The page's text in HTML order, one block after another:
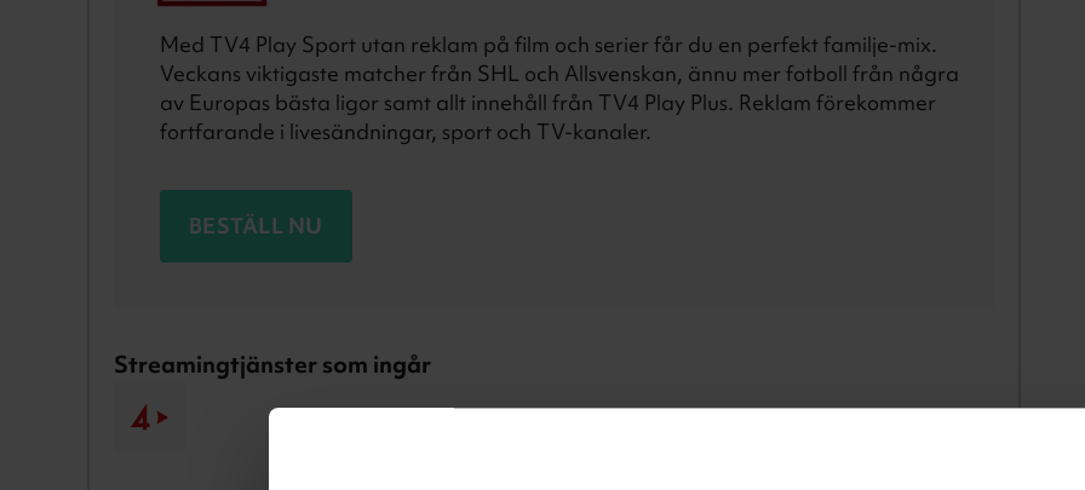
Med TV4 Play Sport utan reklam på film och serier får du en perfekt familje-mix.
Veckans viktigaste matcher från SHL och Allsvenskan, ännu mer fotboll från några
av Europas bästa ligor samt allt innehåll från TV4 Play Plus. Reklam förekommer
fortfarande i livesändningar, sport och TV-kanaler.
BESTÄLL NU
Streamingtjänster som ingår